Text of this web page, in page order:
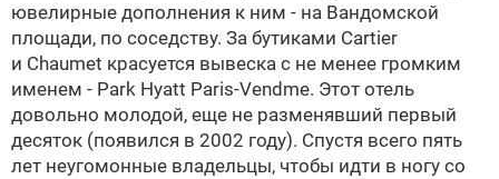
ювелирные дополнения к ним - на Вандомской
площади, по соседству. За бутиками Cartier
и Chaumet красуется вывеска с не менее громким
именем - Park Hyatt Paris-Vend me. Этот отель
довольно молодой, еще не разменявший первый
десяток (появился в 2002 году). Спустя всего пять
лет неугомонные владельцы, чтобы идти в ногу со